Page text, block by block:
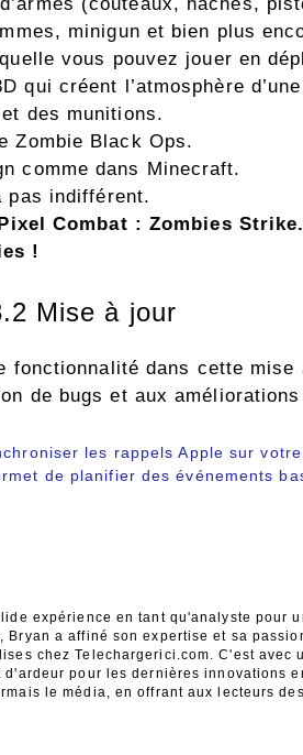
(couteaux, haches,
minigun et bien plus
vous pouvez jouer en
qui créent l’atmosphère
des munitions.
Zombie Black Ops.
comme dans Minecraft.
pas indifférent.
Combat : Zombies
!
Mise à jour
fonctionnalité dans cette
de bugs et aux
les rappels Apple sur
de planifier des événements
expérience en tant qu'analyste pour
Bryan a affiné son expertise et sa
chez Telechargerici.com. C'est avec
d'ardeur pour les dernières innovations
le média, en offrant aux lecteurs